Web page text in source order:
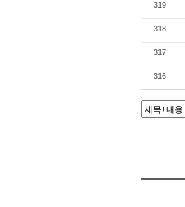
319
318
317
316